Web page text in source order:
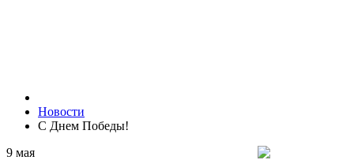
Новости
С Днем Победы!
9 мая